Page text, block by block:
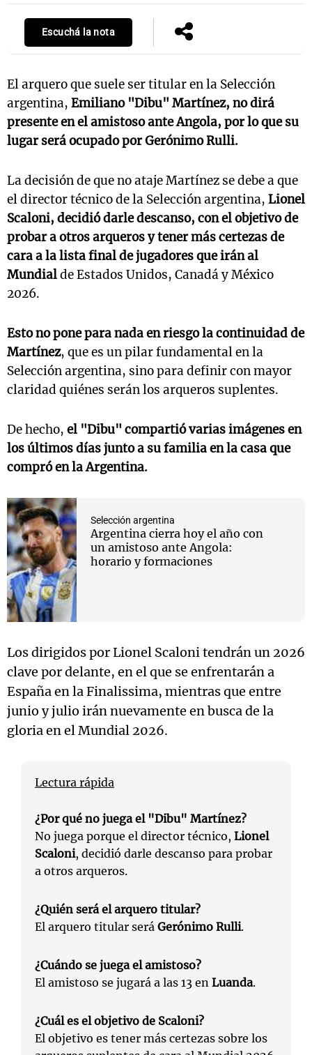
Escuchá la nota
El arquero que suele ser titular en la Selección
argentina, Emiliano "Dibu" Martínez, no dirá
presente en el amistoso ante Angola, por lo que su
lugar será ocupado por Gerónimo Rulli.
La decisión de que no ataje Martínez se debe a que
el director técnico de la Selección argentina, Lionel
Scaloni, decidió darle descanso, con el objetivo de
probar a otros arqueros y tener más certezas de
cara a la lista final de jugadores que irán al
Mundialde Estados Unidos, Canadá y México
2026.
Esto no pone para nada en riesgo la continuidad de
Martínez, que es un pilar fundamental en la
Selección argentina, sino para definir con mayor
claridad quiénes serán los arqueros suplentes.
De hecho, el "Dibu" compartió varias imágenes en
los últimos días junto a su familia en la casa que
compró en la Argentina.
Selección argentina
Argentina cierra hoy el año con
un amistoso ante Angola:
horario y formaciones
Los dirigidos por Lionel Scaloni tendrán un 2026
clave por delante, en el que se enfrentarán a
España en la Finalissima, mientras que entre
junio y julio irán nuevamente en busca de la
gloria en el Mundial 2026.
Lectura rápida
¿Por qué no juega el "Dibu" Martínez?
No juega porque el director técnico, Lionel
Scaloni, decidió darle descanso para probar
a otros arqueros.
¿Quién será el arquero titular?
El arquero titular será Gerónimo Rulli.
¿Cuándo se juega el amistoso?
El amistoso se jugará a las 13 en Luanda.
¿Cuál es el objetivo de Scaloni?
El objetivo es tener más certezas sobre los